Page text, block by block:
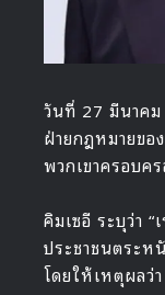
วันที่ 27 มีนาค
ฝ่ายกฎหมายขอ
พวกเขาครอบค
คิมเซอี ระบุว่า
ประชาชนตระห
โดยให้เหตุผลว่